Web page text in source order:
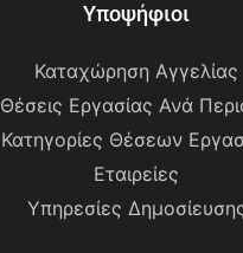
Υποψήφιοι
Καταχώρηση Αγγελίας
Θέσεις Εργασίας Ανά
Κατηγορίες Θέσεων
Εταιρείες
Υπηρεσίες